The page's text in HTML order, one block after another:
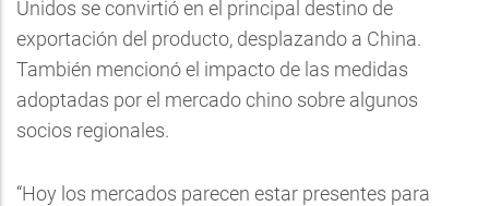
Unidos se convirtió en el principal destino de
exportación del producto, desplazando a China.
También mencionó el impacto de las medidas
adoptadas por el mercado chino sobre algunos
socios regionales.
“Hoy los mercados parecen estar presentes para